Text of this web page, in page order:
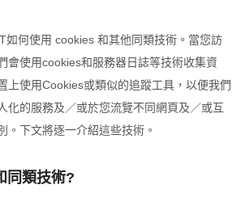
如何使用 cookies 和其他同類技術。當您訪
會使用cookies和服務器日誌等技術收集資
上使用Cookies或類似的追蹤工具，以便我們
化的服務及／或於您流覽不同網頁及／或互
。下文將逐一介紹這些技術。
同類技術?